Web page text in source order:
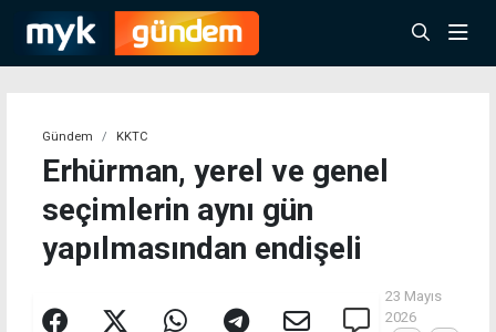
Gündem KKTC
Erhürman, yerel ve genel
seçimlerin aynı gün
yapılmasından endişeli
23 Mayıs
2026